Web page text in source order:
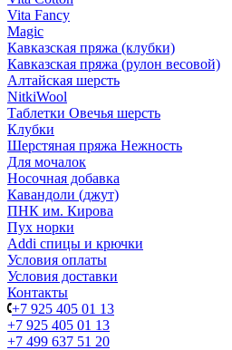
Vita Fancy
Magic
Кавказская пряжа (клубки)
Кавказская пряжа (рулон весовой)
Алтайская шерсть
NitkiWool
Таблетки Овечья шерсть
Клубки
Шерстяная пряжа Нежность
Для мочалок
Носочная добавка
Кавандоли (джут)
ПНК им. Кирова
Пух норки
Addi спицы и крючки
Условия оплаты
Условия доставки
Контакты
+7 925 405 01 13
+7 925 405 01 13
+7 499 637 51 20